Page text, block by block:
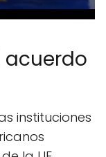
instituciones